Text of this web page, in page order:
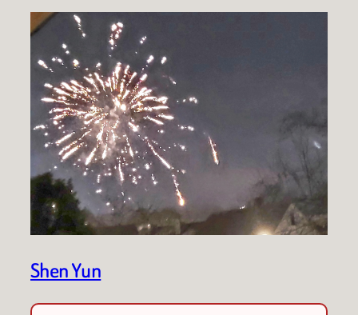
Shen Yun